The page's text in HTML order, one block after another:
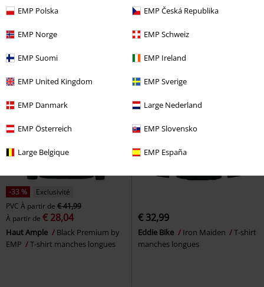
EMP Polska EMP Česká Republika
EMP Norge EMP Schweiz
EMP Suomi EMP Ireland
EMP United Kingdom EMP Sverige
EMP Danmark Large Nederland
EMP Österreich EMP Slovensko
Large Belgique EMP España
Fade Metallica
Hauts Manches Longues Noirs
EMP
T-shirt manches longues
-33 %
Exclusivité
PVC À partir de € 41,99
À partir de € 28,04
Haut Ample
Black Premium by
EMP
T-shirt manches longues
€ 32,99
Eddie Bike Iron Maiden
T-shirt
manches longues